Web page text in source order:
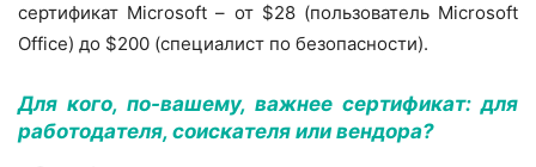
сертификат Microsoft – от $28 (пользователь Microsoft
Office) до $200 (специалист по безопасности).
Для кого, по-вашему, важнее сертификат: для
работодателя, соискателя или вендора?